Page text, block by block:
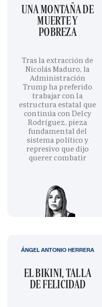
UNA MONTAÑA DE
MUERTE Y
POBREZA
Tras la extracción de
Nicolás Maduro, la
Administración
Trump ha preferido
trabajar con la
estructura estatal que
continúa con Delcy
Rodríguez, pieza
fundamental del
sistema político y
represivo que dijo
querer combatir
EL BIKINI, TALLA
DE FELICIDAD
ÁNGEL ANTONIO HERRERA